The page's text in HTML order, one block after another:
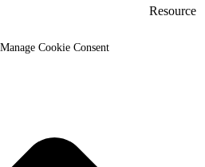
Resource
Manage Cookie Consent